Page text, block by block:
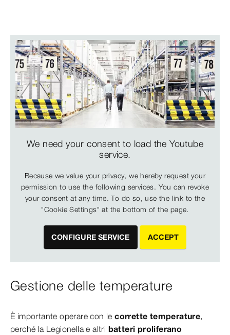
We need your consent to load the Youtube
service.
Because we value your privacy, we hereby request your
permission to use the following services. You can revoke
your consent at any time. To do so, use the link to the
"Cookie Settings" at the bottom of the page.
CONFIGURE SERVICE ACCEPT
Gestione delle temperature
È importante operare con lecorrette temperature,
perché la Legionella e altri batteri proliferano